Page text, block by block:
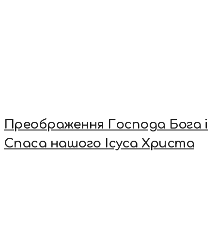
Преображення Господа Бога і
Спаса нашого Ісуса Христа